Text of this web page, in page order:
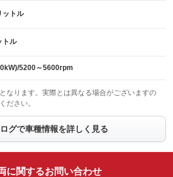
オットマン
：装備なし
：装備なし
フロントカメラ
：装備なし
：装備なし
ルーフレール
：装備なし
ットル
トル
5200～5600rpm
なります。実際とは異なる場合がございますの
ださい。
グで車種情報を詳しく見る
に関するお問い合わせ